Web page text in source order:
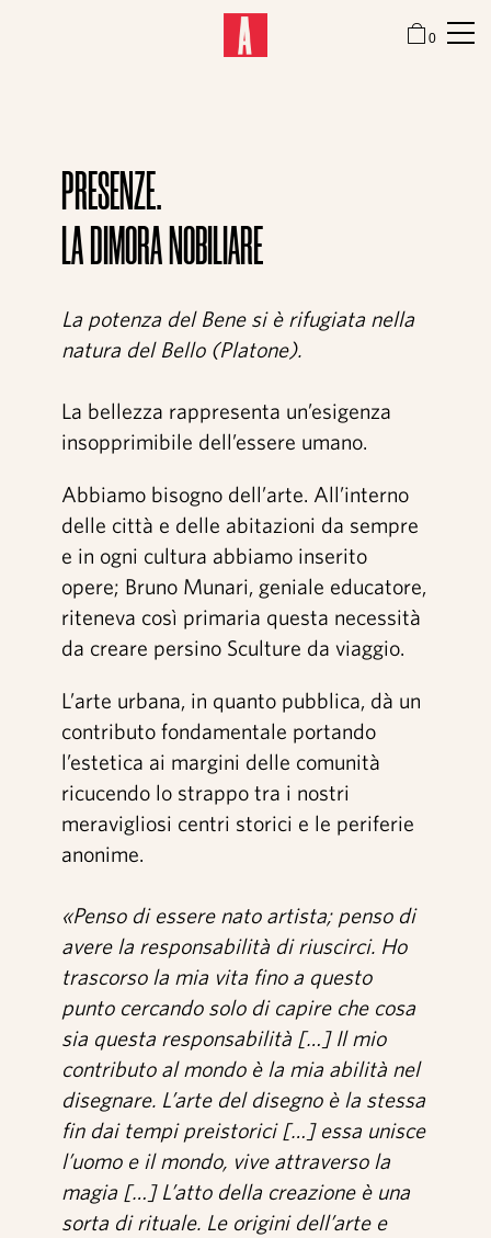
Festival
Sale mostra
Focus
Artisti
Video interviste
Contatti
Shop
0
PRESENZE.
LA DIMORA NOBILIARE
La potenza del Bene si è rifugiata nella
natura del Bello (Platone).
La bellezza rappresenta un’esigenza
insopprimibile dell’essere umano.
Abbiamo bisogno dell’arte. All’interno
delle città e delle abitazioni da sempre
e in ogni cultura abbiamo inserito
opere; Bruno Munari, geniale educatore,
riteneva così primaria questa necessità
da creare persino Sculture da viaggio.
L’arte urbana, in quanto pubblica, dà un
contributo fondamentale portando
l’estetica ai margini delle comunità
ricucendo lo strappo tra i nostri
meravigliosi centri storici e le periferie
anonime.
«Penso di essere nato artista; penso di
avere la responsabilità di riuscirci. Ho
trascorso la mia vita fino a questo
punto cercando solo di capire che cosa
sia questa responsabilità […] Il mio
contributo al mondo è la mia abilità nel
disegnare. L’arte del disegno è la stessa
fin dai tempi preistorici […] essa unisce
l’uomo e il mondo, vive attraverso la
magia […] L’atto della creazione è una
sorta di rituale. Le origini dell’arte e